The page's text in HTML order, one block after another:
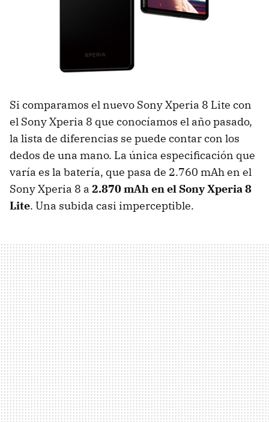
Si comparamos el nuevo Sony Xperia 8 Lite con
el Sony Xperia 8 que conocíamos el año pasado,
la lista de diferencias se puede contar con los
dedos de una mano. La única especificación que
varía es la batería, que pasa de 2.760 mAh en el
Sony Xperia 8 a 2.870 mAh en el Sony Xperia 8
Lite. Una subida casi imperceptible.